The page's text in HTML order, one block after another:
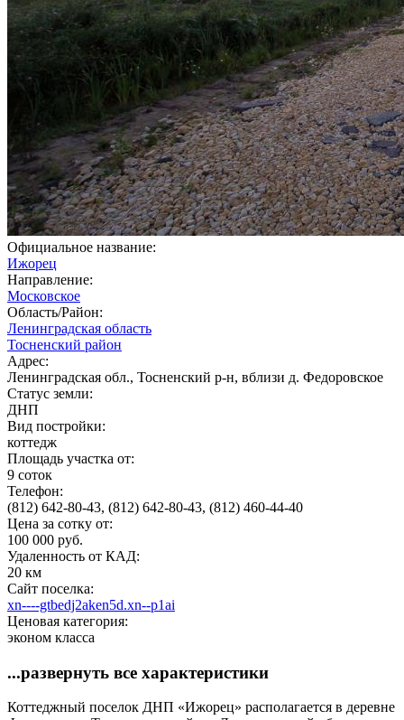
Официальное название:
Ижорец
Направление:
Московское
Область/Район:
Ленинградская область
Тосненский район
Адрес:
Ленинградская обл., Тосненский р-н, вблизи д. Федоровское
Статус земли:
ДНП
Вид постройки:
коттедж
Площадь участка от:
9 соток
Телефон:
(812) 642-80-43, (812) 642-80-43, (812) 460-44-40
Цена за сотку от:
100 000 руб.
Удаленность от КАД:
20 км
Сайт поселка:
xn----gtbedj2aken5d.xn--p1ai
Ценовая категория:
эконом класса
...развернуть все характеристики
Коттеджный поселок ДНП «Ижорец» располагается в деревне